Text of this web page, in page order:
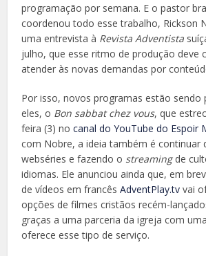
programação por semana. E o pastor
coordenou todo esse trabalho, Rickson
uma entrevista à Revista Adventista
julho, que esse ritmo de produção deve
atender às novas demandas por
Por isso, novos programas estão sendo
eles, o Bon sabbat chez vous, que
feira (3) nocanal do YouTube do Espoir
com Nobre, a ideia também é continuar
webséries e fazendo o streaming de
idiomas. Ele anunciou ainda que, em
de vídeos em francêsAdventPlay.tv vai
opções de filmes cristãos recém-
graças a uma parceria da igreja com
oferece esse tipo de serviço.